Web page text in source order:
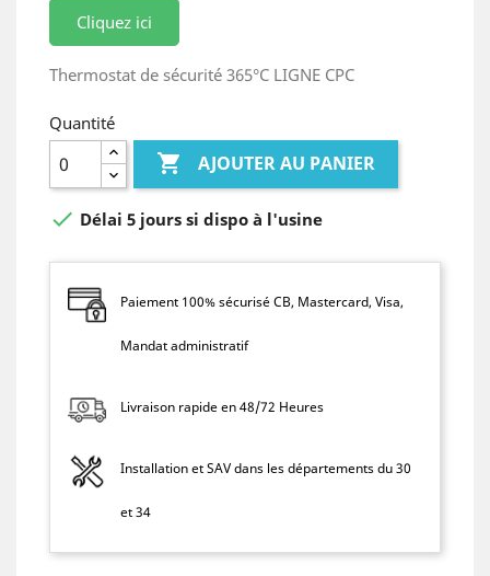
Cliquez ici
Thermostat de sécurité 365°C LIGNE CPC
Quantité
 AJOUTER AU PANIER
 Délai 5 jours si dispo à l'usine
Paiement 100% sécurisé CB, Mastercard, Visa,
Mandat administratif
Livraison rapide en 48/72 Heures
Installation et SAV dans les départements du 30
et 34